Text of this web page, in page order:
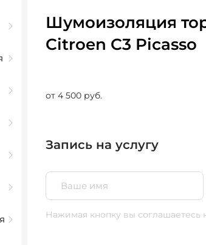
Шумоизоляция
Citroen C3 Picasso
от 4 500 руб.
Запись на услугу
Нажимая кнопку вы соглашаетесь